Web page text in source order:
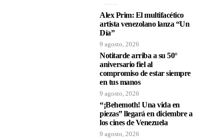
Alex Prim: El multifacético
artista venezolano lanza “Un
Día”
9 agosto, 2026
Notitarde arriba a su 50°
aniversario fiel al
compromiso de estar siempre
en tus manos
9 agosto, 2026
“¡Behemoth! Una vida en
piezas” llegará en diciembre a
los cines de Venezuela
9 agosto, 2026